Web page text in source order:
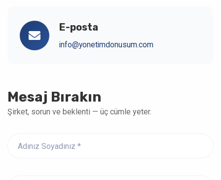
E-posta
info@yonetimdonusum.com
Mesaj Bırakın
Şirket, sorun ve beklenti — üç cümle yeter.